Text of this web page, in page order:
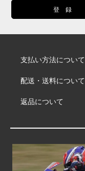
支払い方法について
配送・送料について
返品について